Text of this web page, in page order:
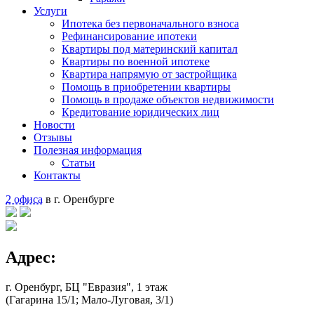
Услуги
Ипотека без первоначального взноса
Рефинансирование ипотеки
Квартиры под материнский капитал
Квартиры по военной ипотеке
Квартира напрямую от застройщика
Помощь в приобретении квартиры
Помощь в продаже объектов недвижимости
Кредитование юридических лиц
Новости
Отзывы
Полезная информация
Статьи
Контакты
2 офиса в г. Оренбурге
Адрес:
г. Оренбург, БЦ "Евразия", 1 этаж
(Гагарина 15/1; Мало-Луговая, 3/1)